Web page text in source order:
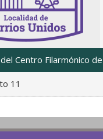
Centro Filarmónico
11